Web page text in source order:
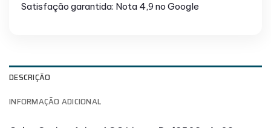
Satisfação garantida: Nota 4,9 no Google
DESCRIÇÃO
INFORMAÇÃO ADICIONAL